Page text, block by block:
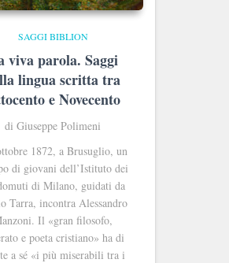
SAGGI BIBLION
viva parola. Saggi
lingua scritta tra
e Novecento
di Giuseppe Polimeni
1872, a Brusuglio, un
di giovani dell’Istituto dei
di Milano, guidati da
Tarra, incontra Alessandro
Il «gran filosofo,
e poeta cristiano» ha di
a sé «i più miserabili tra i